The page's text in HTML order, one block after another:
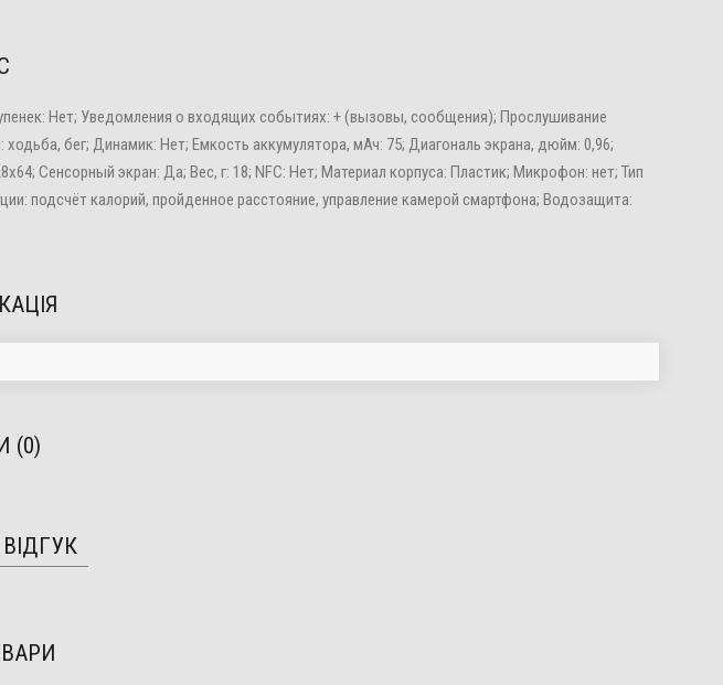
Нет; Уведомления о входящих событиях: + (вызовы, сообщения); Прослушивание
бег; Динамик: Нет; Емкость аккумулятора, мАч: 75; Диагональ экрана, дюйм: 0,96;
Сенсорный экран: Да; Вес, г: 18; NFC: Нет; Материал корпуса: Пластик; Микрофон: нет; Тип
подсчёт калорий, пройденное расстояние, управление камерой смартфона; Водозащита:
(0)